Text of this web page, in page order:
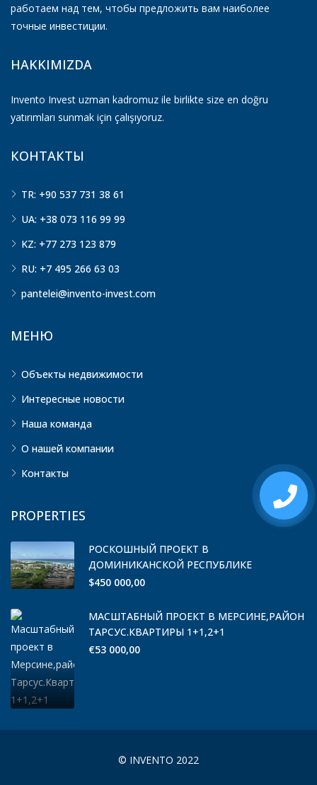
работаем над тем, чтобы предложить вам наиболее
точные инвестиции.
HAKKIMIZDA
Invento Invest uzman kadromuz ile birlikte size en doğru
yatırımları sunmak için çalışıyoruz.
КОНТАКТЫ
TR: +90 537 731 38 61
UA: +38 073 116 99 99
KZ: +77 273 123 879
RU: +7 495 266 63 03
pantelei@invento-invest.com
МЕНЮ
Объекты недвижимости
Интересные новости
Наша команда
О нашей компании
Контакты
PROPERTIES
РОСКОШНЫЙ ПРОЕКТ В
ДОМИНИКАНСКОЙ РЕСПУБЛИКЕ
$450 000,00
МАСШТАБНЫЙ ПРОЕКТ В МЕРСИНЕ,РАЙОН
ТАРСУС.КВАРТИРЫ 1+1,2+1
€53 000,00
© INVENTO 2022